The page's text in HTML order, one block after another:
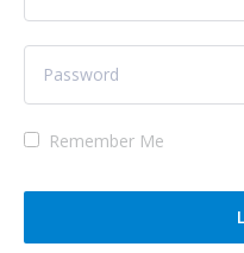
Remember Me